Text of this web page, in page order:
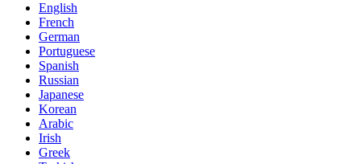
English
French
German
Portuguese
Spanish
Russian
Japanese
Korean
Arabic
Irish
Greek